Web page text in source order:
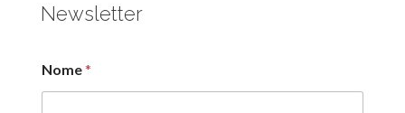
Newsletter
Nome*